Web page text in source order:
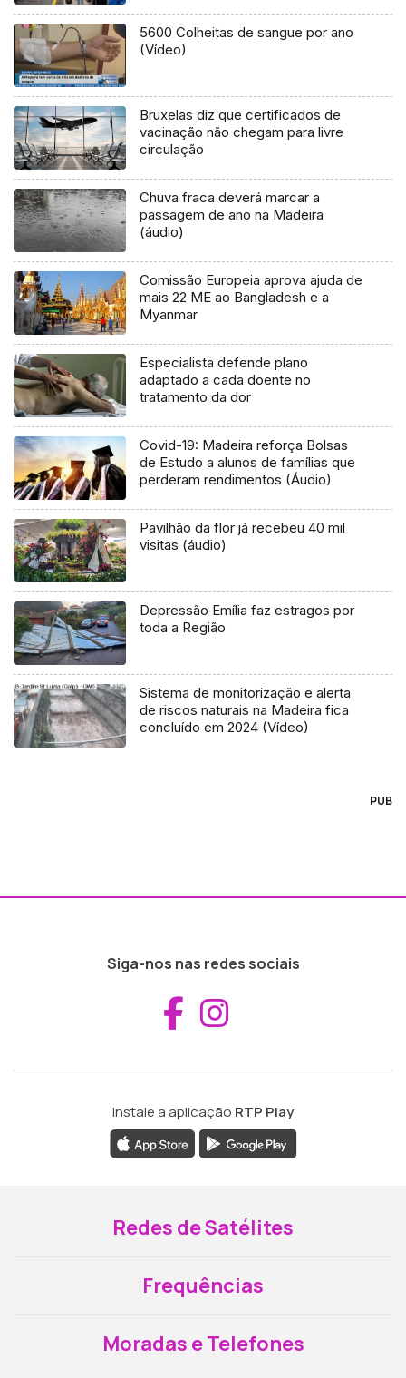
5600 Colheitas de sangue por ano
(Vídeo)
Bruxelas diz que certificados de
vacinação não chegam para livre
circulação
Chuva fraca deverá marcar a
passagem de ano na Madeira
(áudio)
Comissão Europeia aprova ajuda de
mais 22 ME ao Bangladesh e a
Myanmar
Especialista defende plano
adaptado a cada doente no
tratamento da dor
Covid-19: Madeira reforça Bolsas
de Estudo a alunos de famílias que
perderam rendimentos (Áudio)
Pavilhão da flor já recebeu 40 mil
visitas (áudio)
Depressão Emília faz estragos por
toda a Região
Sistema de monitorização e alerta
de riscos naturais na Madeira fica
concluído em 2024 (Vídeo)
PUB
Siga-nos nas redes sociais
Aceder ao
Instale a aplicação RTP Play
Redes de Satélites
Frequências
Moradas e Telefones